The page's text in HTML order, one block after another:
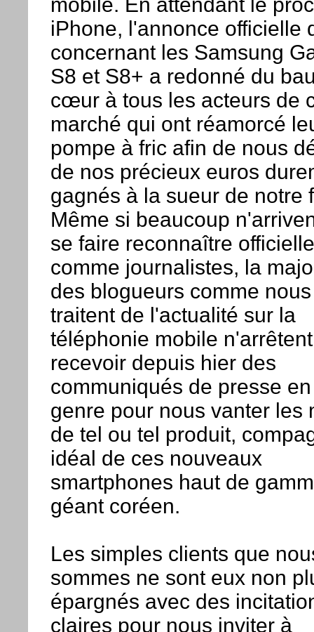
mobile. En attendant le
iPhone, l'annonce officielle
concernant les Samsung
S8 et S8+ a redonné du
cœur à tous les acteurs de
marché qui ont réamorcé
pompe à fric afin de nous
de nos précieux euros
gagnés à la sueur de notre
Même si beaucoup
se faire reconnaître
comme journalistes, la
des blogueurs comme
traitent de l'actualité sur la
téléphonie mobile
recevoir depuis hier des
communiqués de presse
genre pour nous vanter les
de tel ou tel produit,
idéal de ces nouveaux
smartphones haut de
géant coréen.
Les simples clients que
sommes ne sont eux non
épargnés avec des
claires pour nous inviter à